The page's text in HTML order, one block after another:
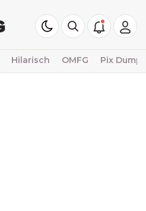
Hilarisch OMFG Pix Dump